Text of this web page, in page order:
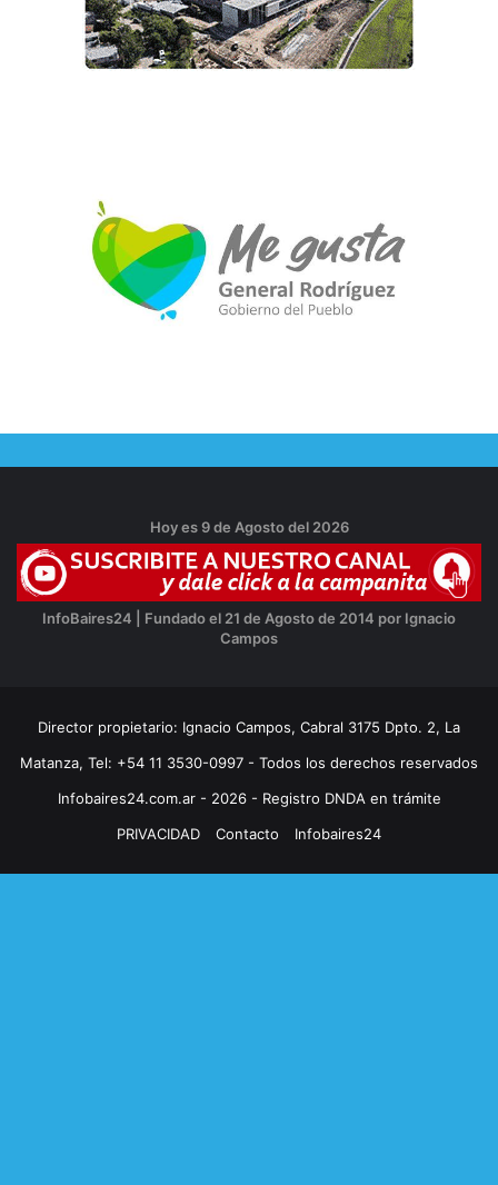
Hoy es 9 de Agosto del 2026
InfoBaires24 | Fundado el 21 de Agosto de 2014 por Ignacio
Campos
Director propietario: Ignacio Campos, Cabral 3175 Dpto. 2, La
Matanza, Tel: +54 11 3530-0997 - Todos los derechos reservados
Infobaires24.com.ar - 2026 - Registro DNDA en trámite
PRIVACIDAD
Contacto Infobaires24